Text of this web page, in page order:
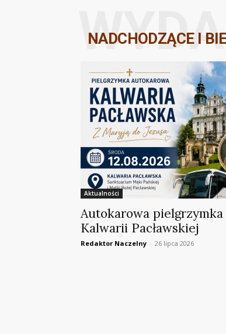
NADCHODZĄCE I
Aktualności
Autokarowa
Kalwarii Pacławskiej
Redaktor Naczelny - 26 lipca 2026